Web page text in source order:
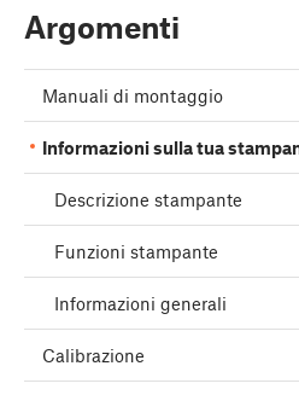
Argomenti
Manuali di montaggio
Informazioni sulla tua
Descrizione stampante
Funzioni stampante
Informazioni generali
Calibrazione